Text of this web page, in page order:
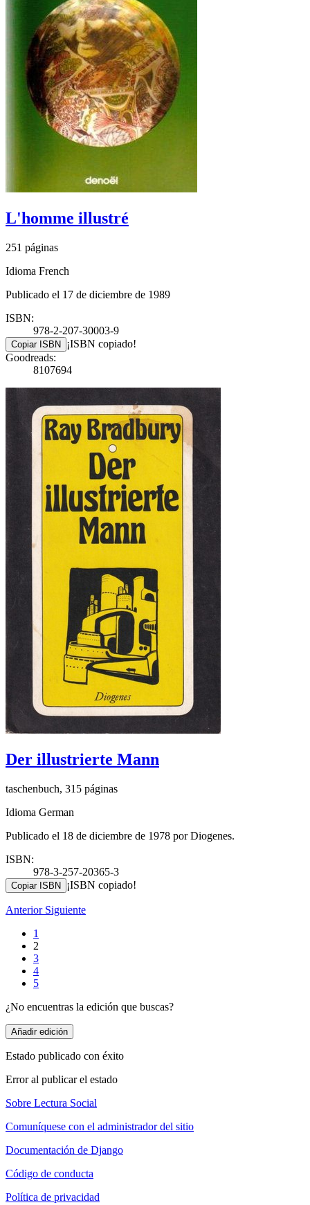
L'homme illustré
251 páginas
Idioma French
Publicado el 17 de diciembre de 1989
ISBN:
978-2-207-30003-9
Copiar ISBN
¡ISBN copiado!
Goodreads:
8107694
Der illustrierte Mann
taschenbuch, 315 páginas
Idioma German
Publicado el 18 de diciembre de 1978 por Diogenes.
ISBN:
978-3-257-20365-3
Copiar ISBN ¡ISBN copiado!
Anterior Siguiente
1
2
3
4
5
¿No encuentras la edición que buscas?
Añadir edición
Estado publicado con éxito
Error al publicar el estado
Sobre Lectura Social
Comuníquese con el administrador del sitio
Documentación de Django
Código de conducta
Política de privacidad